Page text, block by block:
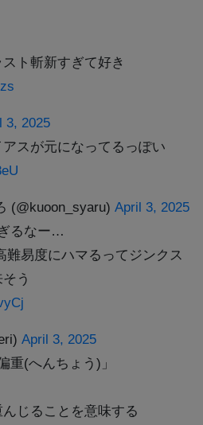
ト斬新すぎて好き
3, 2025
スが元になってるっぽい
(@kuoon_syaru) April 3, 2025
るなー…
難易度にハマるってジンクス
う
April 3, 2025
重(へんちょう)」
じることを意味する